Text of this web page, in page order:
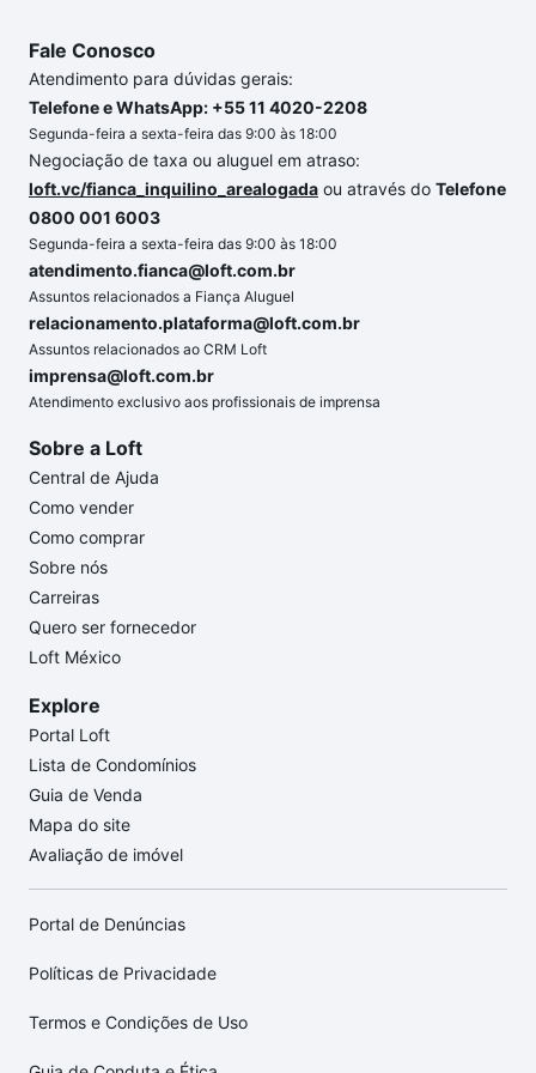
Fale Conosco
Atendimento para dúvidas gerais:
Telefone e WhatsApp: +55 11 4020-2208
Segunda-feira a sexta-feira das 9:00 às 18:00
Negociação de taxa ou aluguel em atraso:
loft.vc/fianca_inquilino_arealogada ou através do Telefone
0800 001 6003
Segunda-feira a sexta-feira das 9:00 às 18:00
atendimento.fianca@loft.com.br
Assuntos relacionados a Fiança Aluguel
relacionamento.plataforma@loft.com.br
Assuntos relacionados ao CRM Loft
imprensa@loft.com.br
Atendimento exclusivo aos profissionais de imprensa
Sobre a Loft
Central de Ajuda
Como vender
Como comprar
Sobre nós
Carreiras
Quero ser fornecedor
Loft México
Explore
Portal Loft
Lista de Condomínios
Guia de Venda
Mapa do site
Avaliação de imóvel
Portal de Denúncias
Políticas de Privacidade
Termos e Condições de Uso